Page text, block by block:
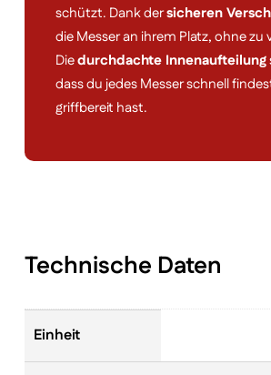
schützt. Dank dersicheren
die Messer an ihrem Platz, ohne zu
Diedurchdachte Innenaufteilung
dass du jedes Messer schnell
griffbereit hast.
Technische Daten
Einheit